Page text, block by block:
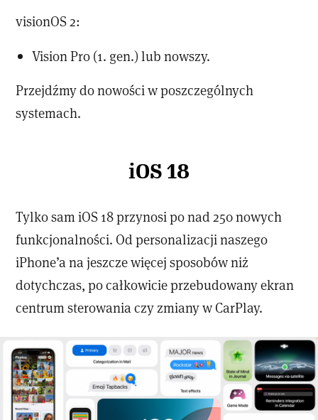
visionOS 2:
Vision Pro (1. gen.) lub nowszy.
Przejdźmy do nowości w poszczególnych
systemach.
iOS 18
Tylko sam iOS 18 przynosi po nad 250 nowych
funkcjonalności. Od personalizacji naszego
iPhone’a na jeszcze więcej sposobów niż
dotychczas, po całkowicie przebudowany ekran
centrum sterowania czy zmiany w CarPlay.